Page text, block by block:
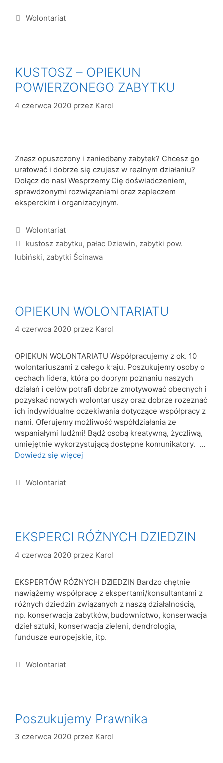
Wolontariat
KUSTOSZ – OPIEKUN
POWIERZONEGO ZABYTKU
4 czerwca 2020 przez Karol
Znasz opuszczony i zaniedbany zabytek? Chcesz go
uratować i dobrze się czujesz w realnym działaniu?
Dołącz do nas! Wesprzemy Cię doświadczeniem,
sprawdzonymi rozwiązaniami oraz zapleczem
eksperckim i organizacyjnym.
Wolontariat
kustosz zabytku, pałac Dziewin, zabytki pow.
lubiński, zabytki Ścinawa
OPIEKUN WOLONTARIATU
4 czerwca 2020 przez Karol
OPIEKUN WOLONTARIATU Współpracujemy z ok. 10
wolontariuszami z całego kraju. Poszukujemy osoby o
cechach lidera, która po dobrym poznaniu naszych
działań i celów potrafi dobrze zmotywować obecnych i
pozyskać nowych wolontariuszy oraz dobrze rozeznać
ich indywidualne oczekiwania dotyczące współpracy z
nami. Oferujemy możliwość współdziałania ze
wspaniałymi ludźmi! Bądź osobą kreatywną, życzliwą,
umiejętnie wykorzystującą dostępne komunikatory. …
Dowiedz się więcej
Wolontariat
EKSPERCI RÓŻNYCH DZIEDZIN
4 czerwca 2020 przez Karol
EKSPERTÓW RÓŻNYCH DZIEDZIN Bardzo chętnie
nawiążemy współpracę z ekspertami/konsultantami z
różnych dziedzin związanych z naszą działalnością,
np. konserwacja zabytków, budownictwo, konserwacja
dzieł sztuki, konserwacja zieleni, dendrologia,
fundusze europejskie, itp.
Wolontariat
Poszukujemy Prawnika
3 czerwca 2020 przez Karol